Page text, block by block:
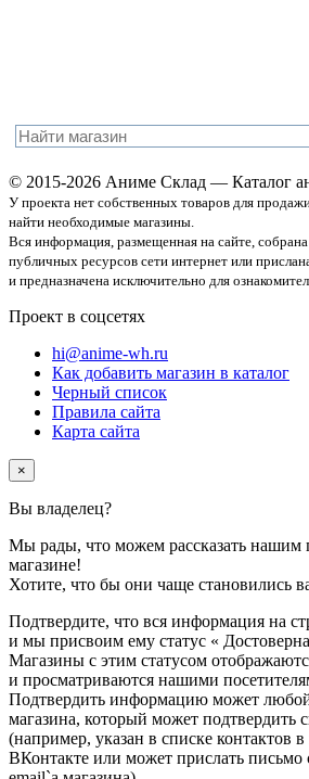
© 2015-2026 Аниме Склад — Каталог
У проекта нет собственных товаров для
найти необходимые магазины.
Вся информация, размещенная на сайте,
публичных ресурсов сети интернет или
и предназначена исключительно для
Проект в соцсетях
hi@anime-wh.ru
Как добавить магазин в каталог
Черный список
Правила сайта
Карта сайта
×
Вы владелец?
Мы рады, что можем рассказать нашим
магазине!
Хотите, что бы они чаще становились
Подтвердите, что вся информация на
и мы присвоим ему статус «
Магазины с этим статусом
и просматриваются нашими
Подтвердить информацию может любой
магазина, который может подтвердить
(например, указан в списке контактов
ВКонтакте или может прислать письмо